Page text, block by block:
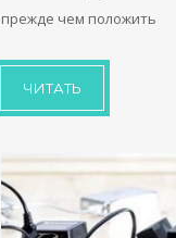
прежде чем положить
ЧИТАТЬ